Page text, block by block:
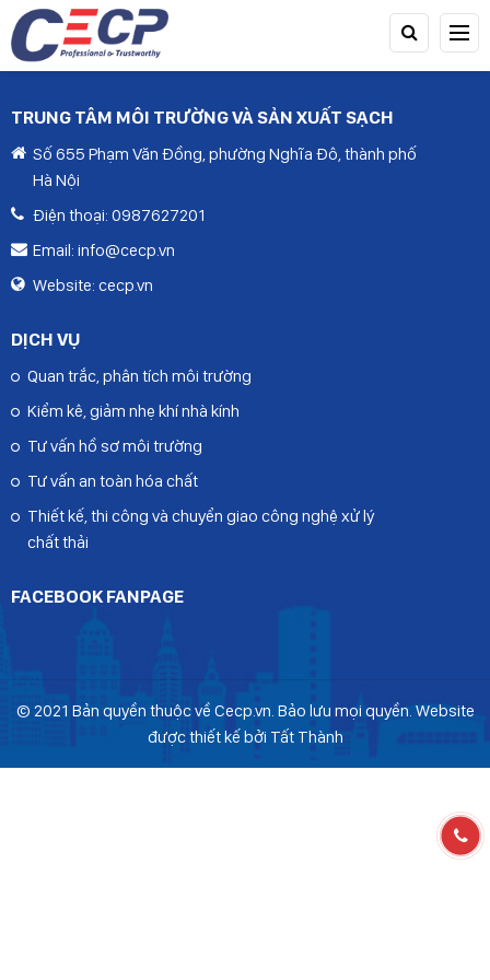
TRUNG TÂM MÔI TRƯỜNG VÀ SẢN XUẤT SẠCH
Số 655 Phạm Văn Đồng, phường Nghĩa Đô, thành phố
Hà Nội
Điện thoại: 0987627201
Email: info@cecp.vn
Website: cecp.vn
DỊCH VỤ
Quan trắc, phân tích môi trường
Kiểm kê, giảm nhẹ khí nhà kính
Tư vấn hồ sơ môi trường
Tư vấn an toàn hóa chất
Thiết kế, thi công và chuyển giao công nghệ xử lý
chất thải
FACEBOOK FANPAGE
© 2021 Bản quyền thuộc về Cecp.vn. Bảo lưu mọi quyền. Website
được thiết kế bởi Tất Thành